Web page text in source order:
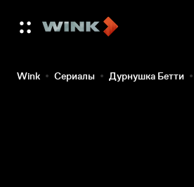
Wink Сериалы Дурнушка Бетти